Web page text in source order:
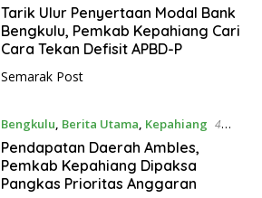
Agustus 2026
Tarik Ulur Penyertaan Modal Bank
Bengkulu, Pemkab Kepahiang Cari
Cara Tekan Defisit APBD-P
Semarak Post
Bengkulu Berita Utama Kepahiang 4
Agustus 2026
Pendapatan Daerah Ambles,
Pemkab Kepahiang Dipaksa
Pangkas Prioritas Anggaran